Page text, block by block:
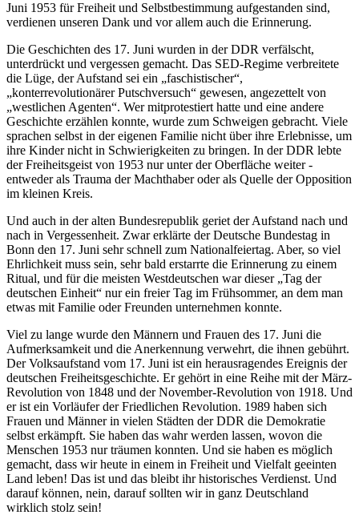
Juni 1953 für Freiheit und Selbstbestimmung aufgestanden sind,
verdienen unseren Dank und vor allem auch die Erinnerung.
Die Geschichten des 17. Juni wurden in der DDR verfälscht,
unterdrückt und vergessen gemacht. Das SED-Regime verbreitete
die Lüge, der Aufstand sei ein „faschistischer“,
„konterrevolutionärer Putschversuch“ gewesen, angezettelt von
„westlichen Agenten“. Wer mitprotestiert hatte und eine andere
Geschichte erzählen konnte, wurde zum Schweigen gebracht. Viele
sprachen selbst in der eigenen Familie nicht über ihre Erlebnisse, um
ihre Kinder nicht in Schwierigkeiten zu bringen. In der DDR lebte
der Freiheitsgeist von 1953 nur unter der Oberfläche weiter -
entweder als Trauma der Machthaber oder als Quelle der Opposition
im kleinen Kreis.
Und auch in der alten Bundesrepublik geriet der Aufstand nach und
nach in Vergessenheit. Zwar erklärte der Deutsche Bundestag in
Bonn den 17. Juni sehr schnell zum Nationalfeiertag. Aber, so viel
Ehrlichkeit muss sein, sehr bald erstarrte die Erinnerung zu einem
Ritual, und für die meisten Westdeutschen war dieser „Tag der
deutschen Einheit“ nur ein freier Tag im Frühsommer, an dem man
etwas mit Familie oder Freunden unternehmen konnte.
Viel zu lange wurde den Männern und Frauen des 17. Juni die
Aufmerksamkeit und die Anerkennung verwehrt, die ihnen gebührt.
Der Volksaufstand vom 17. Juni ist ein herausragendes Ereignis der
deutschen Freiheitsgeschichte. Er gehört in eine Reihe mit der März-
Revolution von 1848 und der November-Revolution von 1918. Und
er ist ein Vorläufer der Friedlichen Revolution. 1989 haben sich
Frauen und Männer in vielen Städten der DDR die Demokratie
selbst erkämpft. Sie haben das wahr werden lassen, wovon die
Menschen 1953 nur träumen konnten. Und sie haben es möglich
gemacht, dass wir heute in einem in Freiheit und Vielfalt geeinten
Land leben! Das ist und das bleibt ihr historisches Verdienst. Und
darauf können, nein, darauf sollten wir in ganz Deutschland
wirklich stolz sein!